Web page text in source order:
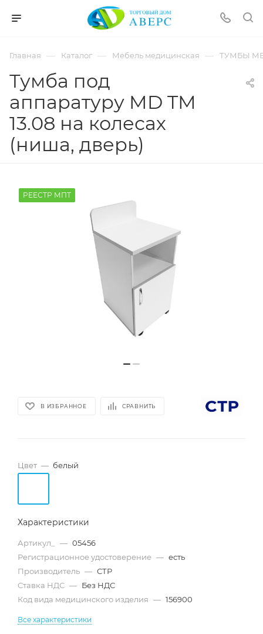
Главная — Каталог — Мебель медицинская — ТУМБЫ
Тумба под
аппаратуру MD TМ
13.08 на колесах
(ниша, дверь)
РЕЕСТР МПТ
В ИЗБРАННОЕ СРАВНИТЬ
Цвет — белый
Характеристики
Артикул_ — 05456
Регистрационное удостоверение — есть
Производитель — СТР
Ставка НДС — Без НДС
Код вида медицинского изделия — 156900
Все характеристики
pornspider.info
xnxx